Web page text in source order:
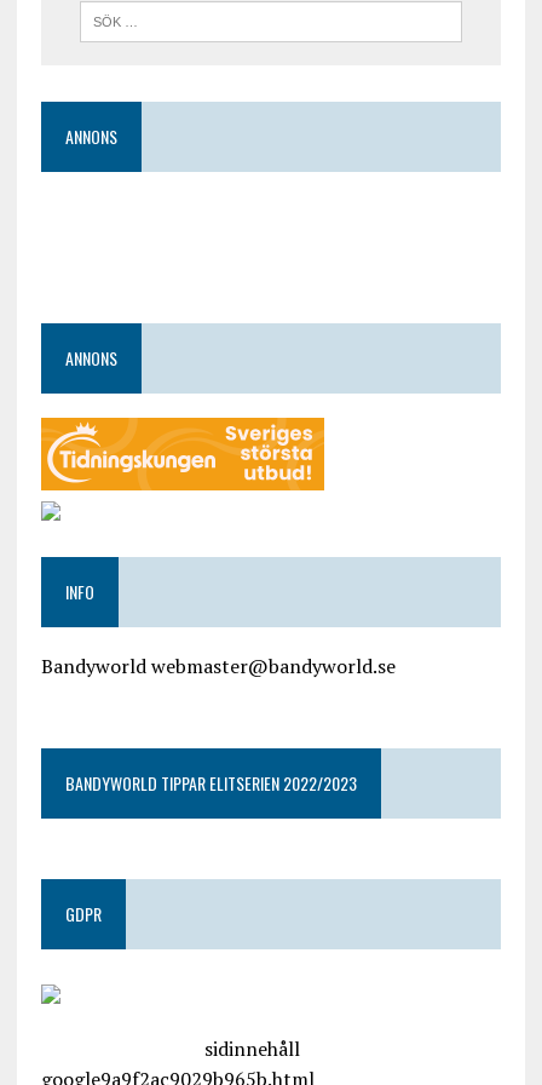
ANNONS
ANNONS
INFO
Bandyworld webmaster@bandyworld.se
BANDYWORLD TIPPAR ELITSERIEN 2022/2023
GDPR
sidinnehåll
google9a9f2ac9029b965b.html